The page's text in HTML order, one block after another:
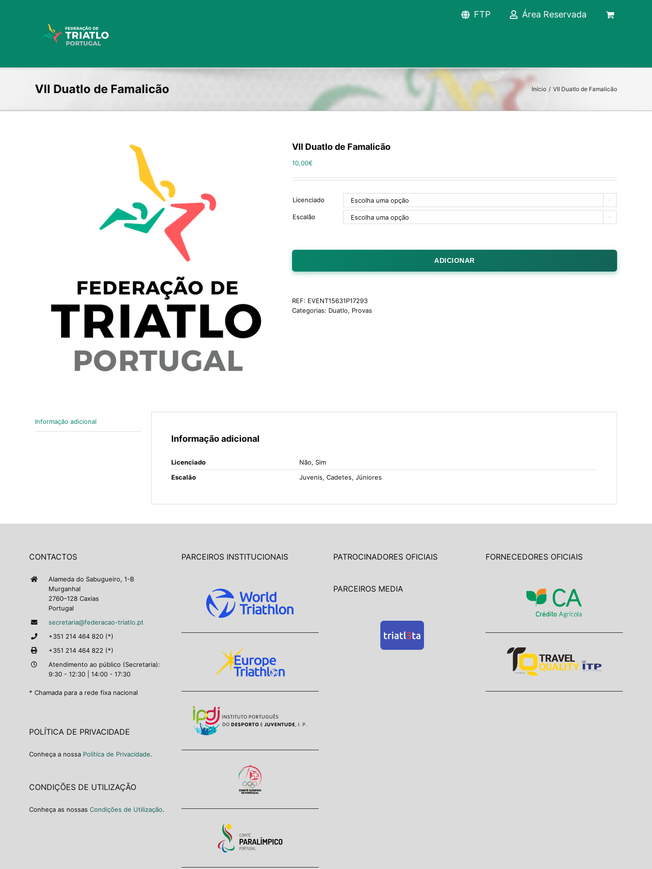
FTP Área Reservada
VII Duatlo de Famalicão Início / VII Duatlo de Famalicão
VII Duatlo de Famalicão
10,00€
Licenciado 
Escalão 
ADICIONAR
REF: EVENT15631P17293
Categorias: Duatlo, Provas
Informação adicional
Informação adicional
Licenciado
Não, Sim
Escalão
Juvenis, Cadetes, Júniores
CONTACTOS
Alameda do Sabugueiro, 1-B
Murganhal
2760–128 Caxias
Portugal
secretaria@federacao-triatlo.pt
+351 214 464 820 (*)
+351 214 464 822 (*)
Atendimento ao público (Secretaria):
9:30 - 12:30 | 14:00 - 17:30
* Chamada para a rede fixa nacional
POLÍTICA DE PRIVACIDADE
Conheça a nossa Política de Privacidade.
CONDIÇÕES DE UTILIZAÇÃO
Conheça as nossas Condições de Utilização.
PARCEIROS INSTITUCIONAIS PATROCINADORES OFICIAIS
PARCEIROS MEDIA
FORNECEDORES OFICIAIS